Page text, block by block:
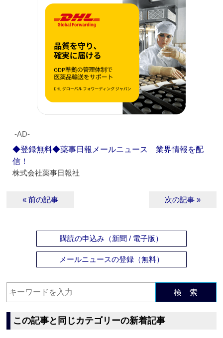
‐AD‐
◆登録無料◆薬事日報メールニュース 業界情報を配
信！
株式会社薬事日報社
« 前の記事 次の記事 »
購読の申込み（新聞 / 電子版）
メールニュースの登録（無料）
検 索
この記事と同じカテゴリーの新着記事